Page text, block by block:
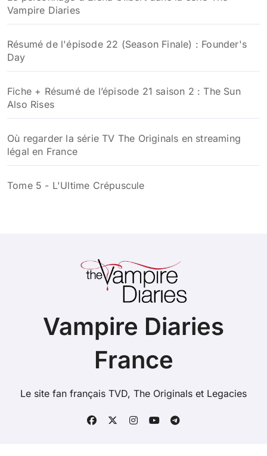
Vampire Diaries
Résumé de l'épisode 22 (Season Finale) : Founder's
Day
Fiche + Résumé de l’épisode 21 saison 2 : The Sun
Also Rises
Où regarder la série TV The Originals en streaming
légal en France
Tome 5 - L'Ultime Crépuscule
Vampire Diaries
France
Le site fan français TVD, The Originals et Legacies